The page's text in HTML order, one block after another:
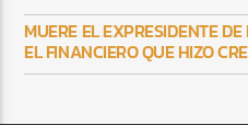
MUERE EL EXPRESIDENTE
EL FINANCIERO QUE HIZO